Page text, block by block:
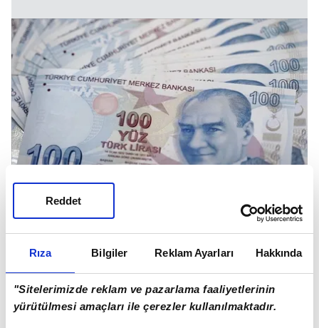
Rıza Bilgiler Reklam Ayarları Hakkında
"Sitelerimizde reklam ve pazarlama faaliyetlerinin
yürütülmesi amaçları ile çerezler kullanılmaktadır.
Reddet
FİBABANKA: